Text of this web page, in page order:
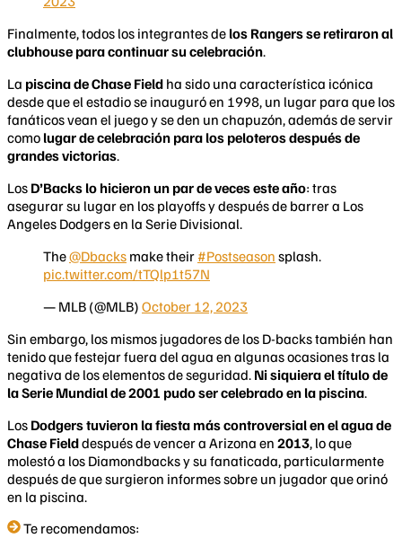
Finalmente, todos los integrantes de los Rangers se retiraron al
clubhouse para continuar su celebración.
La piscina de Chase Field ha sido una característica icónica
desde que el estadio se inauguró en 1998, un lugar para que los
fanáticos vean el juego y se den un chapuzón, además de servir
como lugar de celebración para los peloteros después de
grandes victorias.
Los D’Backs lo hicieronun par de veces este año: tras
asegurar su lugar en los playoffs y después de barrer a Los
Angeles Dodgers en la Serie Divisional.
The@Dbacks make their #Postseason splash.
pic.twitter.com/tTQlp1t57N
— MLB (@MLB) October 12, 2023
Sin embargo, los mismos jugadores de los D-backs también han
tenido que festejar fuera del agua en algunas ocasiones tras la
negativa de los elementos de seguridad. Ni siquiera el título de
la Serie Mundial de 2001 pudo ser celebrado en la piscina.
Los Dodgers tuvieron la fiesta más controversial en el agua de
Chase Fielddespués de vencer a Arizona en 2013, lo que
molestó a los Diamondbacks y su fanaticada, particularmente
después de que surgieron informes sobre un jugador que orinó
en la piscina.
Te recomendamos: